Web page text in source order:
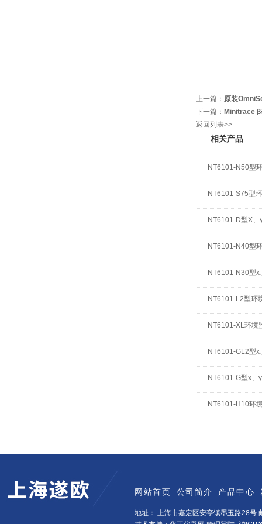
上一篇： 原装
下一篇： Minitrace
返回列表>>
相关产品
NT6101-N50型
NT6101-S75型
NT6101-D型X、
NT6101-N40型
NT6101-N30型х
NT6101-L2型环
NT6101-XL环境
NT6101-GL2型
NT6101-G型х、
NT6101-H10环
网站首页 公司简介 产品中心
地址： 上海市嘉定区安亭镇墨玉路28号